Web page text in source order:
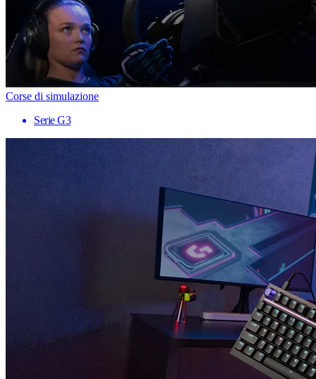
Corse di simulazione
Serie G3